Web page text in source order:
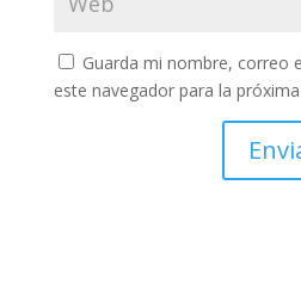
Guarda mi nombre, correo
este navegador para la